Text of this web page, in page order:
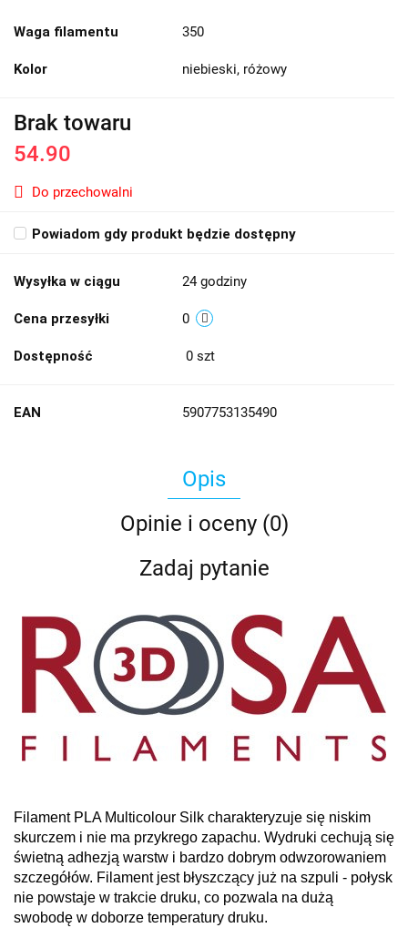
Waga filamentu 350
Kolor niebieski, różowy
Brak towaru
54.90
Do przechowalni
Powiadom gdy produkt będzie dostępny
Wysyłka w ciągu 24 godziny
Cena przesyłki 0
Dostępność 0 szt
EAN 5907753135490
Opis
Opinie i oceny (0)
Zadaj pytanie
Filament PLA Multicolour Silk charakteryzuje się niskim
skurczem i nie ma przykrego zapachu. Wydruki cechują się
świetną adhezją warstw i bardzo dobrym odwzorowaniem
szczegółów. Filament jest błyszczący już na szpuli - połysk
nie powstaje w trakcie druku, co pozwala na dużą
swobodę w doborze temperatury druku.